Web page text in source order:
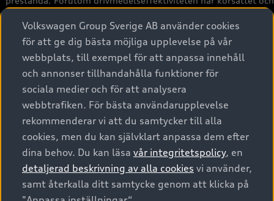
förbrukningen och mängden koldioxidutsläpp. Koldioxid är en
av de växthusgaser som bidrar mest till växthuseffekten.
Angiven räckvidd är ett värde ”upp till” och i enlighet med
WLTP-körcykeln. Värdet påverkas av olika faktorer såsom
aktiva energiförbrukare, körförhållanden, utetemperatur och
så vidare. Den räckvidd som visas i bilen påverkas dessutom av
tidigare körstil och körförhållanden.
Utrustningen som nämns är ett tillval mot en extra kostnad.
Audi exclusive är ett tillval som kan beställas mot en extra
kostnad från Audi Sport GmbH. Kontakta din Audi Partner
Volkswagen Group Sverige AB använder cookies
för att ge dig bästa möjliga upplevelse på vår
webbplats, till exempel för att anpassa innehåll
och annonser tillhandahålla funktioner för
sociala medier och för att analysera
webbtrafiken. För bästa användarupplevelse
rekommenderar vi att du samtycker till alla
cookies, men du kan självklart anpassa dem efter
dina behov. Du kan läsa vår integritetspolicy, en
detaljerad beskrivning av alla cookies vi använder,
samt återkalla ditt samtycke genom att klicka på